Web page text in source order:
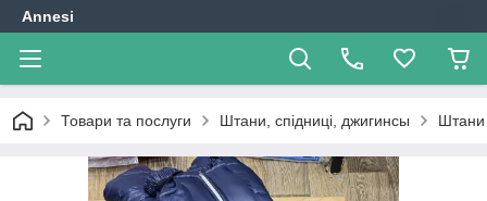
Annesi
Товари та послуги Штани, спідниці, джигинсы Штани